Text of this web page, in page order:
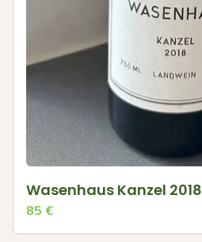
Wasenhaus Kanzel 2018
85 €